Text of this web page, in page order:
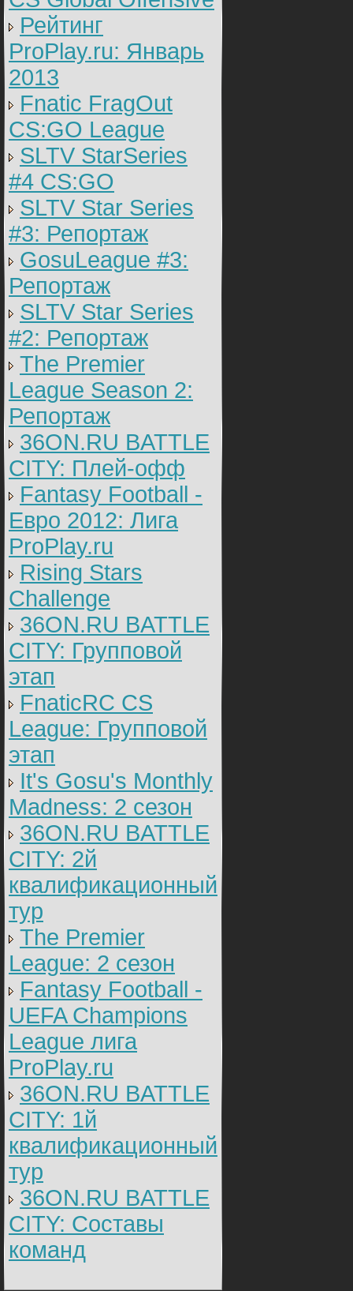
Рейтинг
ProPlay.ru: Январь
2013
Fnatic FragOut
CS:GO League
SLTV StarSeries
#4 CS:GO
SLTV Star Series
#3: Репортаж
GosuLeague #3:
Репортаж
SLTV Star Series
#2: Репортаж
The Premier
League Season 2:
Репортаж
36ON.RU BATTLE
CITY: Плей-офф
Fantasy Football -
Евро 2012: Лига
ProPlay.ru
Rising Stars
Challenge
36ON.RU BATTLE
CITY: Групповой
этап
FnaticRC CS
League: Групповой
этап
It's Gosu's Monthly
Madness: 2 сезон
36ON.RU BATTLE
CITY: 2й
квалификационный
тур
The Premier
League: 2 cезон
Fantasy Football -
UEFA Champions
League лига
ProPlay.ru
36ON.RU BATTLE
CITY: 1й
квалификационный
тур
36ON.RU BATTLE
CITY: Составы
команд